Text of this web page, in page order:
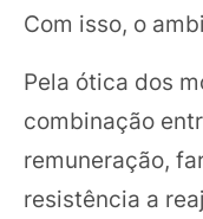
Com isso, o
Pela ótica dos
combinação
remuneração,
resistência a